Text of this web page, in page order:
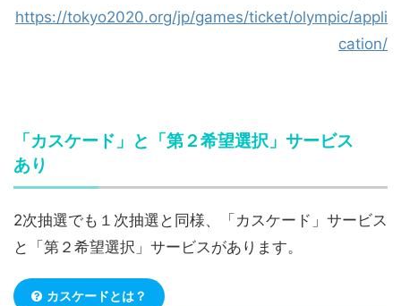
https://tokyo2020.org/jp/games/ticket/olympic/appli
cation/
「カスケード」と「第２希望選択」サービス
あり
2次抽選でも１次抽選と同様、「カスケード」サービス
と「第２希望選択」サービスがあります。
カスケードとは？